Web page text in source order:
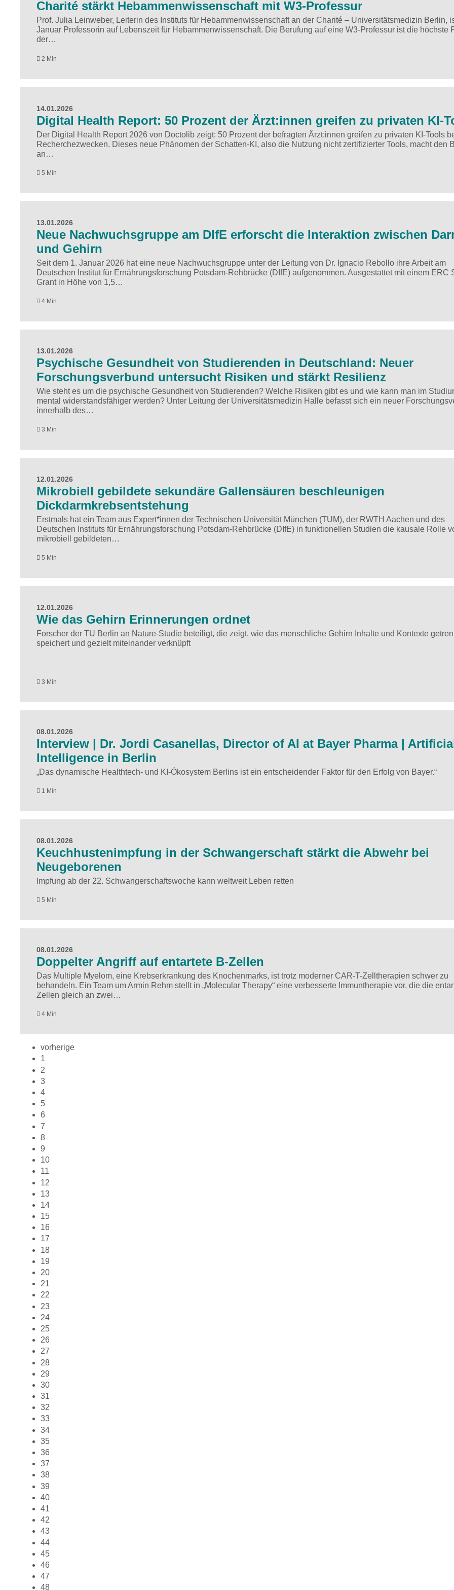
Charité stärkt Hebammenwissenschaft mit W3-Professur
Prof. Julia Leinweber, Leiterin des Instituts für Hebammenwissenschaft an der Charité – Universitätsmedizin Berlin,
Januar Professorin auf Lebenszeit für Hebammenwissenschaft. Die Berufung auf eine W3-Professur ist die höchste
der…
2 Min
14.01.2026
Digital Health Report: 50 Prozent der Ärzt:innen greifen zu privaten KI-
Der Digital Health Report 2026 von Doctolib zeigt: 50 Prozent der befragten Ärzt:innen greifen zu privaten KI-Tools
Recherchezwecken. Dieses neue Phänomen der Schatten-KI, also die Nutzung nicht zertifizierter Tools, macht den
an…
5 Min
13.01.2026
Neue Nachwuchsgruppe am DIfE erforscht die Interaktion zwischen
und Gehirn
Seit dem 1. Januar 2026 hat eine neue Nachwuchsgruppe unter der Leitung von Dr. Ignacio Rebollo ihre Arbeit am
Deutschen Institut für Ernährungsforschung Potsdam-Rehbrücke (DIfE) aufgenommen. Ausgestattet mit einem ERC
Grant in Höhe von 1,5…
4 Min
13.01.2026
Psychische Gesundheit von Studierenden in Deutschland: Neuer
Forschungsverbund untersucht Risiken und stärkt Resilienz
Wie steht es um die psychische Gesundheit von Studierenden? Welche Risiken gibt es und wie kann man im
mental widerstandsfähiger werden? Unter Leitung der Universitätsmedizin Halle befasst sich ein neuer
innerhalb des…
3 Min
12.01.2026
Mikrobiell gebildete sekundäre Gallensäuren beschleunigen
Dickdarmkrebsentstehung
Erstmals hat ein Team aus Expert*innen der Technischen Universität München (TUM), der RWTH Aachen und des
Deutschen Instituts für Ernährungsforschung Potsdam-Rehbrücke (DIfE) in funktionellen Studien die kausale Rolle
mikrobiell gebildeten…
5 Min
12.01.2026
Wie das Gehirn Erinnerungen ordnet
Forscher der TU Berlin an Nature-Studie beteiligt, die zeigt, wie das menschliche Gehirn Inhalte und Kontexte
speichert und gezielt miteinander verknüpft
3 Min
08.01.2026
Interview | Dr. Jordi Casanellas, Director of AI at Bayer Pharma |
Intelligence in Berlin
„Das dynamische Healthtech- und KI-Ökosystem Berlins ist ein entscheidender Faktor für den Erfolg von Bayer.“
1 Min
08.01.2026
Keuchhustenimpfung in der Schwangerschaft stärkt die Abwehr bei
Neugeborenen
Impfung ab der 22. Schwangerschaftswoche kann weltweit Leben retten
5 Min
08.01.2026
Doppelter Angriff auf entartete B-Zellen
Das Multiple Myelom, eine Krebserkrankung des Knochenmarks, ist trotz moderner CAR-T-Zelltherapien schwer zu
behandeln. Ein Team um Armin Rehm stellt in „Molecular Therapy“ eine verbesserte Immuntherapie vor, die die
Zellen gleich an zwei…
4 Min
vorherige
1
2
3
4
5
6
7
8
9
10
11
12
13
14
15
16
17
18
19
20
21
22
23
24
25
26
27
28
29
30
31
32
33
34
35
36
37
38
39
40
41
42
43
44
45
46
47
48